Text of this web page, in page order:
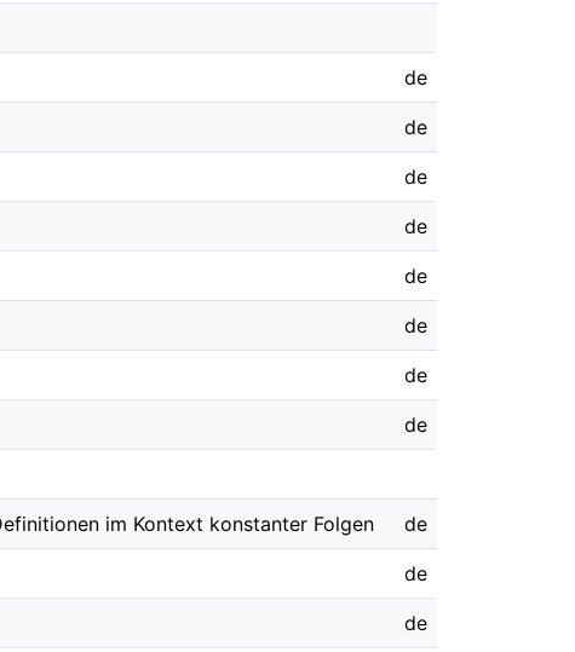
de
de
de
de
de
de
de
de
im Kontext konstanter Folgen de
de
de